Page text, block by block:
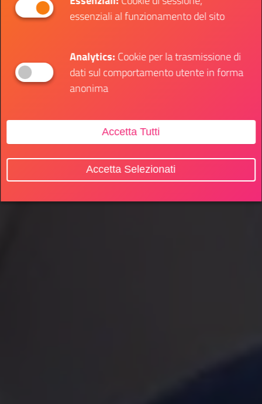
essenziali al funzionamento del sito
Analytics:Cookie per la trasmissione di
dati sul comportamento utente in forma
anonima
Accetta Tutti
Accetta Selezionati